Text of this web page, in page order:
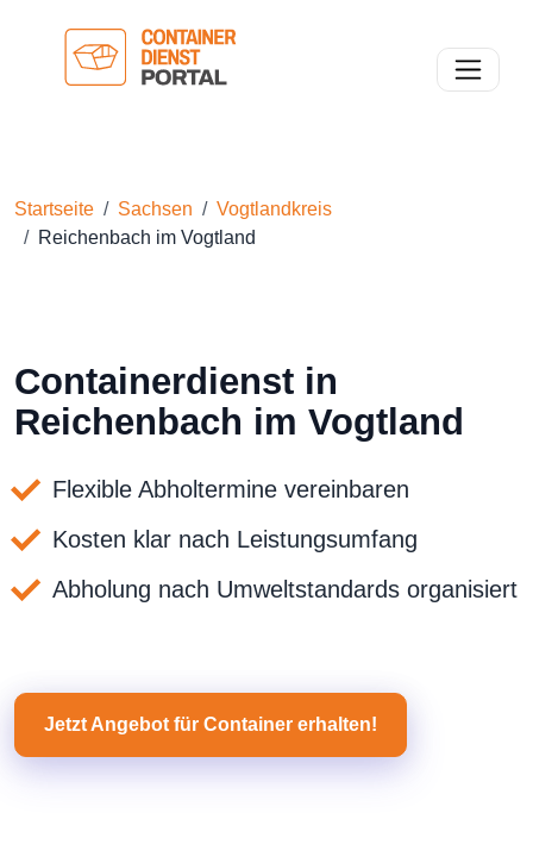
Toggle
Startseite Sachsen
Vogtlandkreis
Reichenbach im Vogtland
Containerdienst in
Reichenbach im Vogtland
Flexible Abholtermine vereinbaren
Kosten klar nach Leistungsumfang
Abholung nach Umweltstandards organisiert
Jetzt Angebot für Container erhalten!